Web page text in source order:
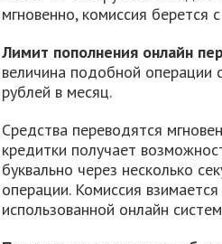
мгновенно, комиссия берется
Лимит пополнения онлайн
величина подобной операции
рублей в месяц.
Средства переводятся
кредитки получает
буквально через несколько
операции. Комиссия
использованной онлайн